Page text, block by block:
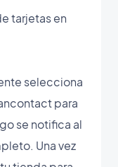
tarjetas en
selecciona
para
se notifica al
Una vez